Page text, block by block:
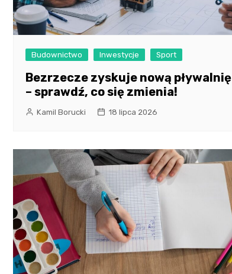
Budownictwo Inwestycje Sport
Bezrzecze zyskuje nową pływalnię
– sprawdź, co się zmienia!
Kamil Borucki 18 lipca 2026